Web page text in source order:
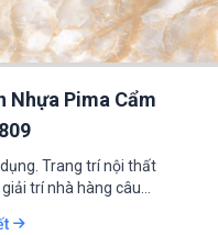
Nhựa Pima Cẩm
Trang trí nội thất
trí nhà hàng câu…